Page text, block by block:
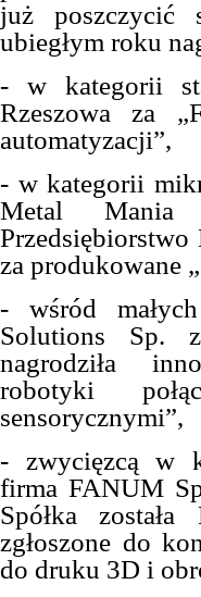
już poszczycić
ubiegłym roku
- w kategorii
Rzeszowa za
automatyzacji”,
- w kategorii
Metal Mania
Przedsiębiorstwo
za produkowane
- wśród
Solutions Sp.
nagrodziła
robotyki
sensorycznymi”,
- zwycięzcą w
firma FANUM
Spółka
zgłoszone do
do druku 3D i